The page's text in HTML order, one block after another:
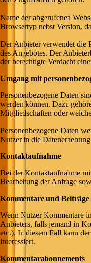
Name der abgerufenen
Browsertyp nebst Version,
Der Anbieter verwendet die
des Angebotes. Der
der berechtigte Verdacht
Umgang mit
Personenbezogene Daten
werden können. Dazu
Mitgliedschaften oder
Personenbezogene Daten
Nutzer in die
Kontaktaufnahme
Bei der Kontaktaufnahme
Bearbeitung der Anfrage
Kommentare und Beiträge
Wenn Nutzer Kommentare
Anbieters, falls jemand in
etc.). In diesem Fall kann
interessiert.
Kommentarabonnements